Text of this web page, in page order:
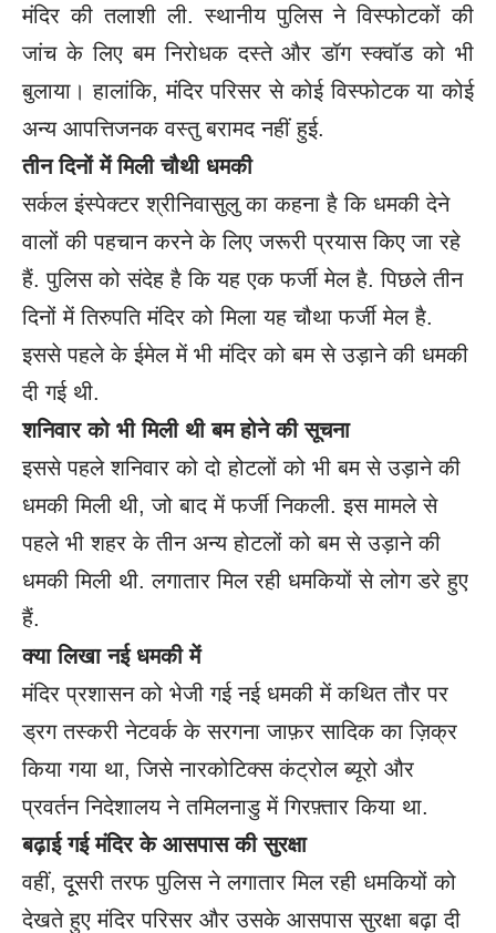
मंदिर की तलाशी ली. स्थानीय पुलिस ने विस्फोटकों की
जांच के लिए बम निरोधक दस्ते और डॉग स्क्वॉड को भी
बुलाया। हालांकि, मंदिर परिसर से कोई विस्फोटक या कोई
अन्य आपत्तिजनक वस्तु बरामद नहीं हुई.
तीन दिनों में मिली चौथी धमकी
सर्कल इंस्पेक्टर श्रीनिवासुलु का कहना है कि धमकी देने
वालों की पहचान करने के लिए जरूरी प्रयास किए जा रहे
हैं. पुलिस को संदेह है कि यह एक फर्जी मेल है. पिछले तीन
दिनों में तिरुपति मंदिर को मिला यह चौथा फर्जी मेल है.
इससे पहले के ईमेल में भी मंदिर को बम से उड़ाने की धमकी
दी गई थी.
शनिवार को भी मिली थी बम होने की सूचना
इससे पहले शनिवार को दो होटलों को भी बम से उड़ाने की
धमकी मिली थी, जो बाद में फर्जी निकली. इस मामले से
पहले भी शहर के तीन अन्य होटलों को बम से उड़ाने की
धमकी मिली थी. लगातार मिल रही धमकियों से लोग डरे हुए
हैं.
क्या लिखा नई धमकी में
मंदिर प्रशासन को भेजी गई नई धमकी में कथित तौर पर
ड्रग तस्करी नेटवर्क के सरगना जाफ़र सादिक का ज़िक्र
किया गया था, जिसे नारकोटिक्स कंट्रोल ब्यूरो और
प्रवर्तन निदेशालय ने तमिलनाडु में गिरफ़्तार किया था.
बढ़ाई गई मंदिर के आसपास की सुरक्षा
वहीं, दूूसरी तरफ पुलिस ने लगातार मिल रही धमकियों को
देखते हुए मंदिर परिसर और उसके आसपास सुरक्षा बढ़ा दी